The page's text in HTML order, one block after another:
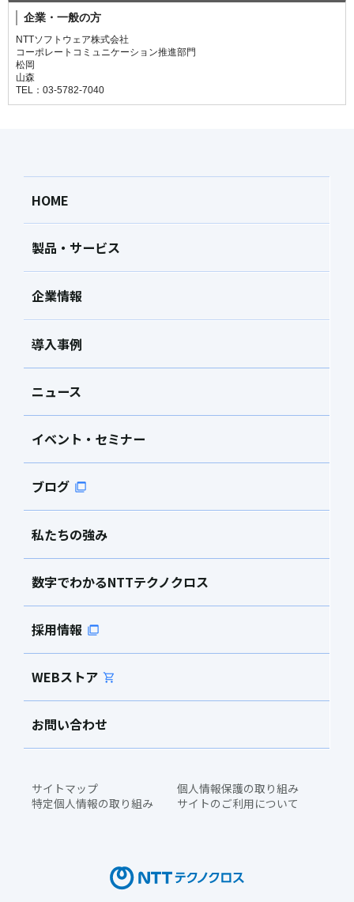
企業・一般の方
NTTソフトウェア株式会社
コーポレートコミュニケーション推進部門
松岡
山森
TEL：03-5782-7040
HOME
製品・サービス
企業情報
導入事例
ニュース
イベント・セミナー
ブログ
私たちの強み
数字でわかるNTTテクノクロス
採用情報
WEBストア
お問い合わせ
サイトマップ
個人情報保護の取り組み
特定個人情報の取り組み
サイトのご利用について